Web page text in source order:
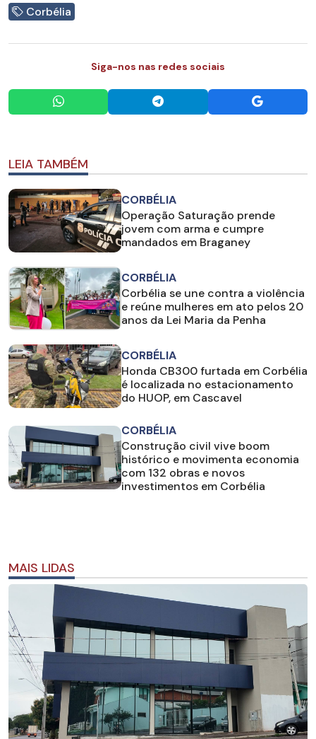
Corbélia
Siga-nos nas redes sociais
LEIA TAMBÉM
CORBÉLIA
Operação Saturação prende
jovem com arma e cumpre
mandados em Braganey
CORBÉLIA
Corbélia se une contra a violência
e reúne mulheres em ato pelos 20
anos da Lei Maria da Penha
CORBÉLIA
Honda CB300 furtada em Corbélia
é localizada no estacionamento
do HUOP, em Cascavel
CORBÉLIA
Construção civil vive boom
histórico e movimenta economia
com 132 obras e novos
investimentos em Corbélia
MAIS LIDAS